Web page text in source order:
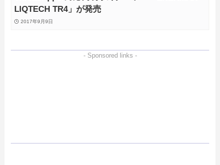
LIQTECH TR4」が発売
2017年9月9日
- Sponsored links -